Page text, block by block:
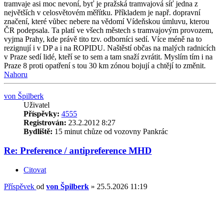
tramvaje asi moc nevoní, byť je pražská tramvajová síť jedna z
největších v celosvětovém měřítku. Příkladem je např. dopravní
značení, které vůbec nebere na vědomí Vídeňskou úmluvu, kterou
ČR podepsala. Ta platí ve všech městech s tramvajovým provozem,
vyjma Prahy, kde právě tito tzv. odborníci sedí. Více méně na to
rezignují i v DP a i na ROPIDU. Naštěstí občas na malých radnicích
v Praze sedí lidé, kteří se to sem a tam snaží zvrátit. Myslím tím i na
Praze 8 proti opatření s tou 30 km zónou bojují a chtějí to změnit.
Nahoru
von Špilberk
Uživatel
Příspěvky: 4555
Registrován: 23.2.2012 8:27
Bydliště: 15 minut chůze od vozovny Pankrác
Re: Preference / antipreference MHD
Citovat
Příspěvek od von Špilberk » 25.5.2026 11:19